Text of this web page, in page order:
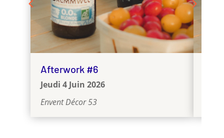
Afterwork #6
Jeudi 4 Juin 2026
Envent Décor 53